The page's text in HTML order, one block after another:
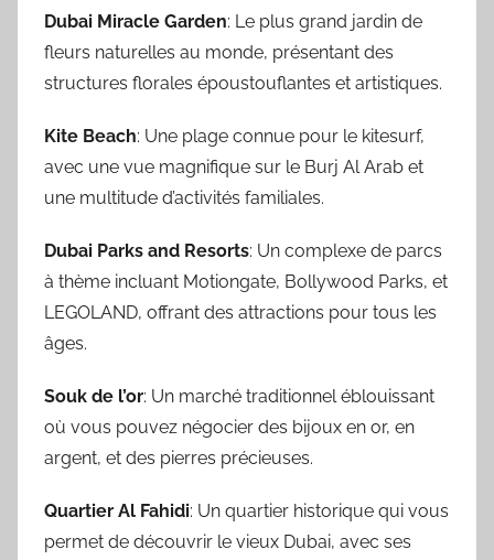
Dubai Miracle Garden: Le plus grand jardin de
fleurs naturelles au monde, présentant des
structures florales époustouflantes et artistiques.
Kite Beach: Une plage connue pour le kitesurf,
avec une vue magnifique sur le Burj Al Arab et
une multitude d’activités familiales.
Dubai Parks and Resorts: Un complexe de parcs
à thème incluant Motiongate, Bollywood Parks, et
LEGOLAND, offrant des attractions pour tous les
âges.
Souk de l’or: Un marché traditionnel éblouissant
où vous pouvez négocier des bijoux en or, en
argent, et des pierres précieuses.
Quartier Al Fahidi: Un quartier historique qui vous
permet de découvrir le vieux Dubai, avec ses